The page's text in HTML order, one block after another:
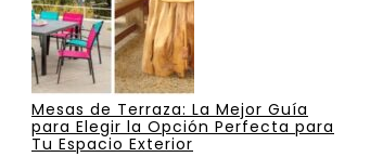
Mesas de Terraza: La Mejor Guía
para Elegir la Opción Perfecta para
Tu Espacio Exterior